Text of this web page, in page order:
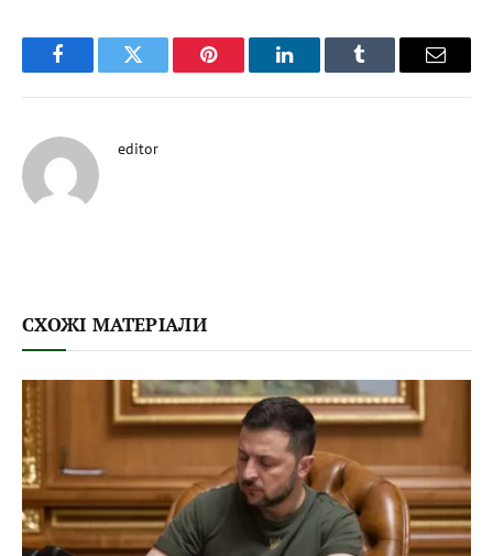
FacebookTwitter Pinterest LinkedInTumblr Email
editor
СХОЖІ МАТЕРІАЛИ